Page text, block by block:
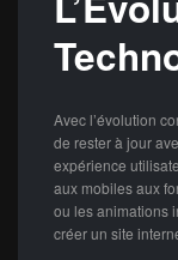
Avec l’évolution
de rester à jour
expérience
aux mobiles aux
ou les animations
créer un site